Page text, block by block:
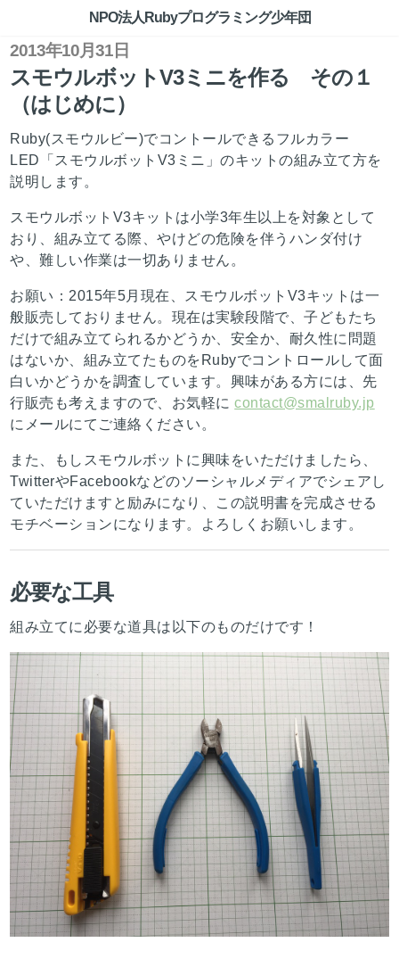
NPO法人Rubyプログラミング少年団
2013年10月31日
スモウルボットV3ミニを作る その１
（はじめに）
Ruby(スモウルビー)でコントールできるフルカラー
LED「スモウルボットV3ミニ」のキットの組み立て方を
説明します。
スモウルボットV3キットは小学3年生以上を対象として
おり、組み立てる際、やけどの危険を伴うハンダ付け
や、難しい作業は一切ありません。
お願い：2015年5月現在、スモウルボットV3キットは一
般販売しておりません。現在は実験段階で、子どもたち
だけで組み立てられるかどうか、安全か、耐久性に問題
はないか、組み立てたものをRubyでコントロールして面
白いかどうかを調査しています。興味がある方には、先
行販売も考えますので、お気軽にcontact@smalruby.jp
にメールにてご連絡ください。
また、もしスモウルボットに興味をいただけましたら、
TwitterやFacebookなどのソーシャルメディアでシェアし
ていただけますと励みになり、この説明書を完成させる
モチベーションになります。よろしくお願いします。
必要な工具
組み立てに必要な道具は以下のものだけです！